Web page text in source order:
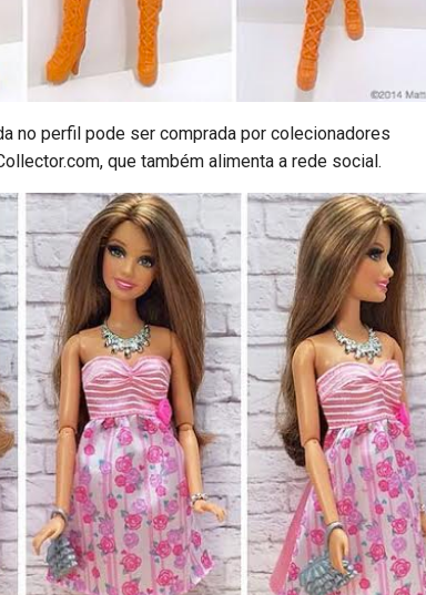
no perfil pode ser comprada por colecionadores
que também alimenta a rede social.